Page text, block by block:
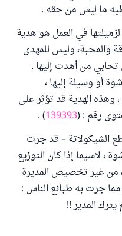
ما ليس من حقه .
في العمل هو هدية
والمحبة، وليس للمهدى
من أهدت إليها .
أو وسيلة إليها ،
وهذه الهدية قد تؤثر على
رقم : (139393
) .
الشيكولاتة – قد جرت
، لاسيما إذا كان التوزيع
من غير تخصيص المديرة
جرت به طبائع الناس :
المدير !!